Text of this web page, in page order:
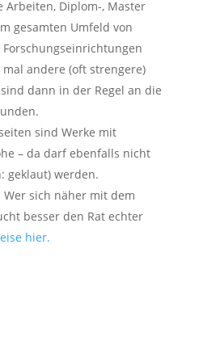
Arbeiten, Diplom-, Master
gesamten Umfeld von
andere (oft strengere)
dann in der Regel an die
sind Werke mit
– da darf ebenfalls nicht
geklaut) werden.
sich näher mit dem
besser den Rat echter
hier.